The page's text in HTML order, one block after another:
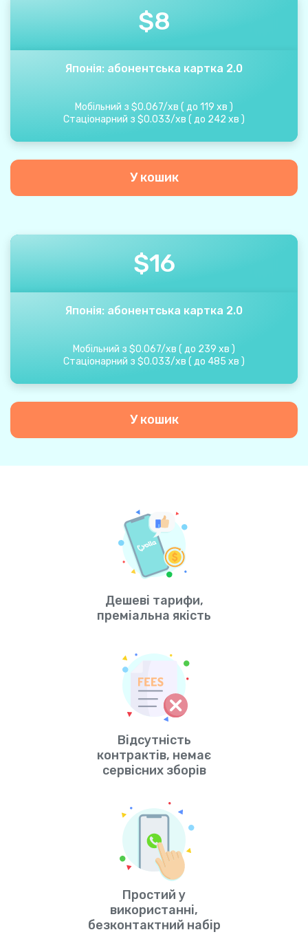
$8
Японія: абонентська картка 2.0
Мобільний з $0.067/хв ( до 119 хв )
Стаціонарний з $0.033/хв ( до 242 хв )
У кошик
$16
Японія: абонентська картка 2.0
Мобільний з $0.067/хв ( до 239 хв )
Стаціонарний з $0.033/хв ( до 485 хв )
У кошик
Дешеві тарифи,
преміальна якість
Відсутність
контрактів, немає
сервісних зборів
Простий у
використанні,
безконтактний набір